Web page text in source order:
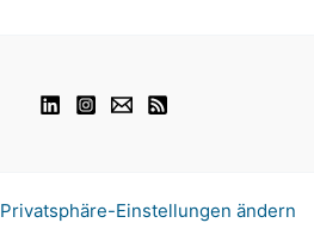
Privatsphäre-Einstellungen ändern